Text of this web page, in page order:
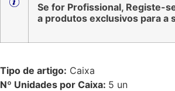
Se for Profissional, Registe-
a produtos exclusivos para a
Tipo de artigo: Caixa
Nº Unidades por Caixa: 5 un